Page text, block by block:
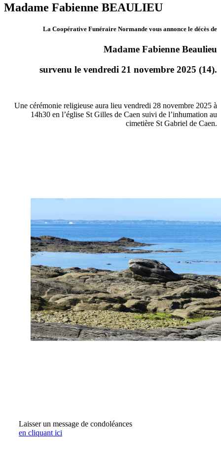
Madame Fabienne BEAULIEU
La Coopérative Funéraire Normande vous annonce le décès de
Madame Fabienne Beaulieu
survenu le vendredi 21 novembre 2025 (14).
Une cérémonie religieuse aura lieu vendredi 28 novembre 2025 à
14h30 en l’église St Gilles de Caen suivi de l’inhumation au
cimetière St Gabriel de Caen.
Laisser un message de condoléances
en cliquant ici